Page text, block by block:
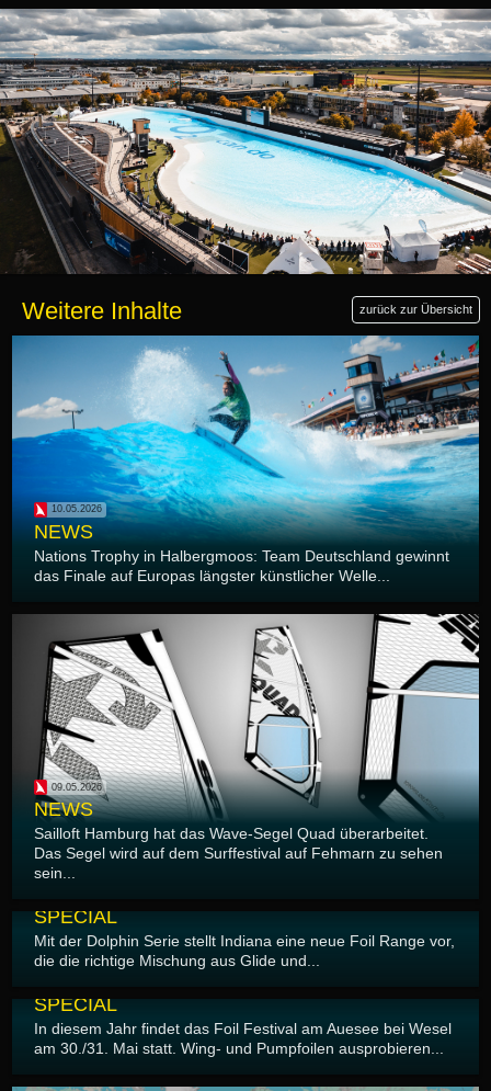
Weitere Inhalte zurück zur Übersicht
10.05.2026
NEWS
Nations Trophy in Halbergmoos: Team Deutschland gewinnt
das Finale auf Europas längster künstlicher Welle...
09.05.2026
NEWS
Sailloft Hamburg hat das Wave-Segel Quad überarbeitet.
Das Segel wird auf dem Surffestival auf Fehmarn zu sehen
sein...
SPECIAL
Mit der Dolphin Serie stellt Indiana eine neue Foil Range vor,
die die richtige Mischung aus Glide und...
SPECIAL
In diesem Jahr findet das Foil Festival am Auesee bei Wesel
am 30./31. Mai statt. Wing- und Pumpfoilen ausprobieren...